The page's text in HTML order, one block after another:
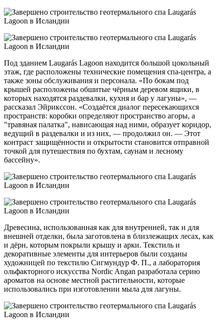
Под зданием Laugarás Lagoon находится большой цокольный
этаж, где расположены технические помещения спа-центра, а
также зоны обслуживания и персонала. «По бокам под
крышей расположены обшитые чёрным деревом ящики, в
которых находятся раздевалки, кухня и бар у лагуны», —
рассказал Эйрикссон. «Создаётся диалог пересекающихся
пространств: коробки определяют пространство агоры, а
"травяная палатка", нависающая над ними, образует коридор,
ведущий в раздевалки и из них, — продолжил он. — Этот
контраст защищённости и открытости становится отправной
точкой для путешествия по бухтам, саунам и лесному
бассейну».
Древесина, использованная как для внутренней, так и для
внешней отделки, была заготовлена в близлежащих лесах, как
и дёрн, которым покрыли крышу и арки. Текстиль и
декоративные элементы для интерьеров были созданы
художницей по текстилю Сигмундур Ф. П., а лаборатория
ольфакторного искусства Nordic Angan разработала серию
ароматов на основе местной растительности, которые
использовались при изготовлении мыла для лагуны.